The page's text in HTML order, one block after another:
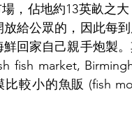
，佔地約13英畝之
給公眾的，因此每到
回家自己親手炮製
fish market,
較小的魚販 (fish